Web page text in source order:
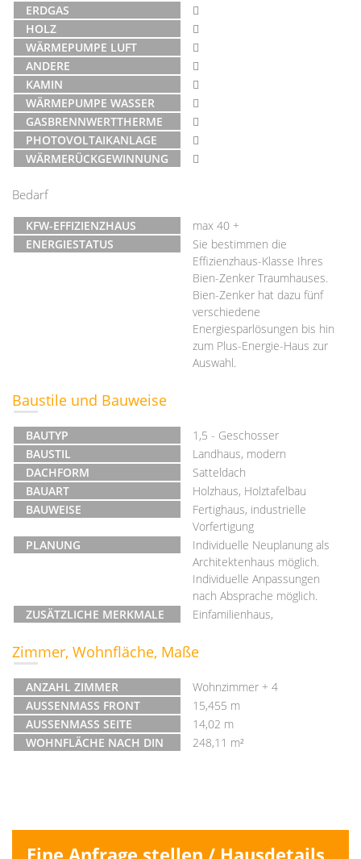
ERDGAS
HOLZ
WÄRMEPUMPE LUFT
ANDERE
KAMIN
WÄRMEPUMPE WASSER
GASBRENNWERTTHERME
PHOTOVOLTAIKANLAGE
WÄRMERÜCKGEWINNUNG
Bedarf
KFW-EFFIZIENZHAUS
max 40 +
ENERGIESTATUS
Sie bestimmen die
Effizienzhaus-Klasse Ihres
Bien-Zenker Traumhauses.
Bien-Zenker hat dazu fünf
verschiedene
Energiesparlösungen bis hin
zum Plus-Energie-Haus zur
Auswahl.
Baustile und Bauweise
BAUTYP
1,5 - Geschosser
BAUSTIL
Landhaus, modern
DACHFORM
Satteldach
BAUART
Holzhaus, Holztafelbau
BAUWEISE
Fertighaus, industrielle
Vorfertigung
PLANUNG
Individuelle Neuplanung als
Architektenhaus möglich.
Individuelle Anpassungen
nach Absprache möglich.
ZUSÄTZLICHE MERKMALE
Einfamilienhaus,
Zimmer, Wohnfläche, Maße
ANZAHL ZIMMER
Wohnzimmer + 4
AUSSENMASS FRONT
15,455 m
AUSSENMASS SEITE
14,02 m
WOHNFLÄCHE NACH DIN
248,11 m²
Eine Anfrage stellen / Hausdetails